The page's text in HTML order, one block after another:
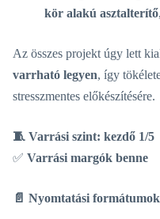
kör alakú asztalterítő
Az összes projekt úgy lett
varrható legyen, így
stresszmentes előkészítésére.
🧵 Varrási szint: kezdő 1/5
✅ Varrási margók benne
📄 Nyomtatási